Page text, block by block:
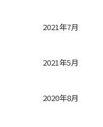
2021年7月
2021年5月
2020年8月